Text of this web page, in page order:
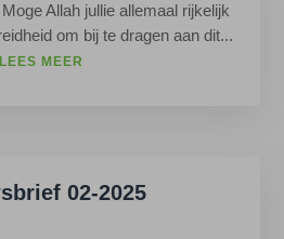
Allah jullie allemaal rijkelijk
om bij te dragen aan dit...
LEES MEER
02-2025